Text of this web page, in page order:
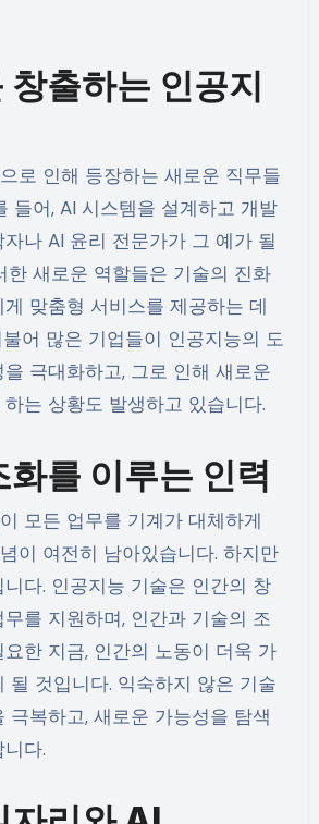
창출하는 인공지
로 인해 등장하는 새로운 직무들
들어, AI 시스템을 설계하고 개발
나 AI 윤리 전문가가 그 예가 될
한 새로운 역할들은 기술의 진화
맞춤형 서비스를 제공하는 데
어 많은 기업들이 인공지능의 도
극대화하고, 그로 인해 새로운
는 상황도 발생하고 있습니다.
화를 이루는 인력
모든 업무를 기계가 대체하게
이 여전히 남아있습니다. 하지만
다. 인공지능 기술은 인간의 창
를 지원하며, 인간과 기술의 조
한 지금, 인간의 노동이 더욱 가
될 것입니다. 익숙하지 않은 기술
극복하고, 새로운 가능성을 탐색
다.